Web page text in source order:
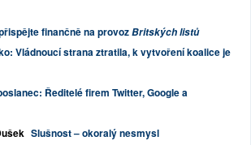
finančně na provozBritských listů
Vládnoucí strana ztratila, k vytvoření koalice je
Ředitelé firem Twitter, Google a
Slušnost – okoralý nesmysl